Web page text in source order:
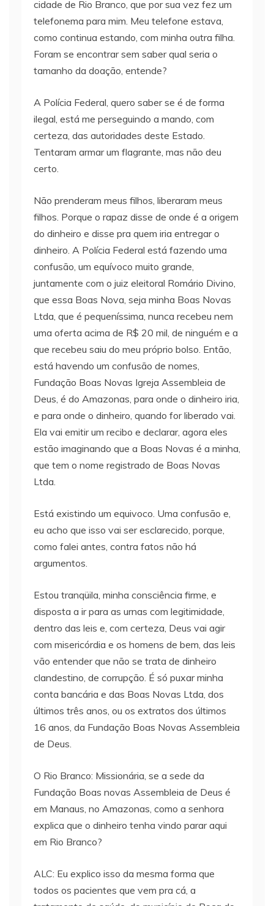
cidade de Rio Branco, que por sua vez fez um
telefonema para mim. Meu telefone estava,
como continua estando, com minha outra filha.
Foram se encontrar sem saber qual seria o
tamanho da doação, entende?
A Polícia Federal, quero saber se é de forma
ilegal, está me perseguindo a mando, com
certeza, das autoridades deste Estado.
Tentaram armar um flagrante, mas não deu
certo.
Não prenderam meus filhos, liberaram meus
filhos. Porque o rapaz disse de onde é a origem
do dinheiro e disse pra quem iria entregar o
dinheiro. A Polícia Federal está fazendo uma
confusão, um equívoco muito grande,
juntamente com o juiz eleitoral Romário Divino,
que essa Boas Nova, seja minha Boas Novas
Ltda, que é pequeníssima, nunca recebeu nem
uma oferta acima de R$ 20 mil, de ninguém e a
que recebeu saiu do meu próprio bolso. Então,
está havendo um confusão de nomes,
Fundação Boas Novas Igreja Assembleia de
Deus, é do Amazonas, para onde o dinheiro iria,
e para onde o dinheiro, quando for liberado vai.
Ela vai emitir um recibo e declarar, agora eles
estão imaginando que a Boas Novas é a minha,
que tem o nome registrado de Boas Novas
Ltda.
Está existindo um equivoco. Uma confusão e,
eu acho que isso vai ser esclarecido, porque,
como falei antes, contra fatos não há
argumentos.
Estou tranqüila, minha consciência firme, e
disposta a ir para as urnas com legitimidade,
dentro das leis e, com certeza, Deus vai agir
com misericórdia e os homens de bem, das leis
vão entender que não se trata de dinheiro
clandestino, de corrupção. É só puxar minha
conta bancária e das Boas Novas Ltda, dos
últimos três anos, ou os extratos dos últimos
16 anos, da Fundação Boas Novas Assembleia
de Deus.
O Rio Branco: Missionária, se a sede da
Fundação Boas novas Assembleia de Deus é
em Manaus, no Amazonas, como a senhora
explica que o dinheiro tenha vindo parar aqui
em Rio Branco?
ALC: Eu explico isso da mesma forma que
todos os pacientes que vem pra cá, a